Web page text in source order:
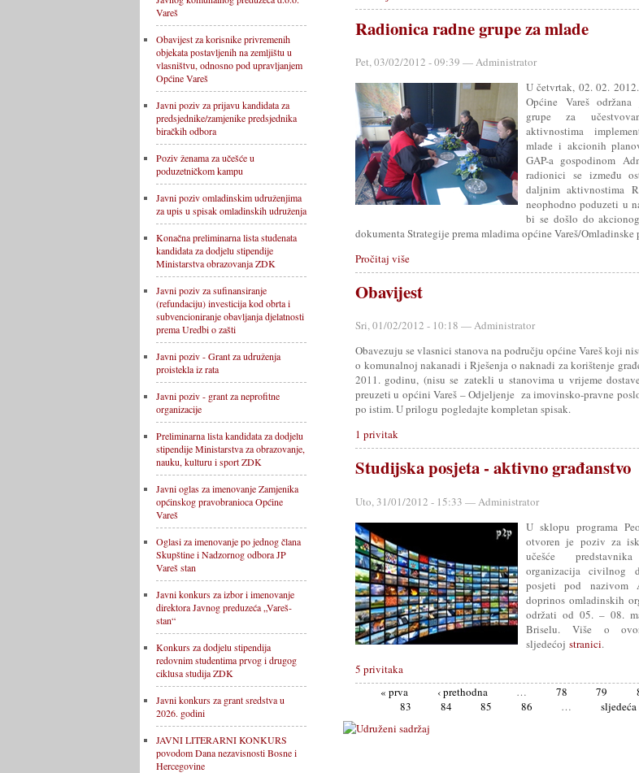
Vareš
Obavijest za korisnike privremenih
objekata postavljenih na zemljištu u
vlasništvu, odnosno pod upravljanjem
Općine Vareš
Javni poziv za prijavu kandidata za
predsjednike/zamjenike predsjednika
biračkih odbora
Poziv ženama za učešće u
poduzetničkom kampu
Javni poziv omladinskim udruženjima
za upis u spisak omladinskih udruženja
Konačna preliminarna lista studenata
kandidata za dodjelu stipendije
Ministarstva obrazovanja ZDK
Javni poziv za sufinansiranje
(refundaciju) investicija kod obrta i
subvencioniranje obavljanja djelatnosti
prema Uredbi o zašti
Javni poziv - Grant za udruženja
proistekla iz rata
Javni poziv - grant za neprofitne
organizacije
Preliminarna lista kandidata za dodjelu
stipendije Ministarstva za obrazovanje,
nauku, kulturu i sport ZDK
Javni oglas za imenovanje Zamjenika
općinskog pravobranioca Općine
Vareš
Oglasi za imenovanje po jednog člana
Skupštine i Nadzornog odbora JP
Vareš stan
Javni konkurs za izbor i imenovanje
direktora Javnog preduzeća „Vareš-
stan“
Konkurs za dodjelu stipendija
redovnim studentima prvog i drugog
ciklusa studija ZDK
Javni konkurs za grant sredstva u
2026. godini
JAVNI LITERARNI KONKURS
povodom Dana nezavisnosti Bosne i
Hercegovine
Radionica radne grupe za mlade
Pet, 03/02/2012 - 09:39 — Administrator
U četvrtak, 02. 02.
Općine Vareš
grupe za
aktivnostima
mlade i akcionih
GAP-a gospodinom
radionici se između
daljnim aktivnostima
neophodno poduzeti u
bi se došlo do
dokumenta Strategije prema mladima općine Vareš/
Pročitaj više
Obavijest
Sri, 01/02/2012 - 10:18 — Administrator
Obavezuju se vlasnici stanova na području općine Vareš koji
o komunalnoj nakanadi i Rješenja o naknadi za korištenje
2011. godinu, (nisu se zatekli u stanovima u vrijeme
preuzeti u općini Vareš – Odjeljenje za imovinsko-pravne
po istim. U prilogu pogledajte kompletan spisak.
1 privitak
Studijska posjeta - aktivno građanstvo
Uto, 31/01/2012 - 15:33 — Administrator
U sklopu programa
otvoren je poziv za
učešće
organizacija civilnog
posjeti pod nazivom
doprinos omladinskih
održati od 05. – 08.
Briselu. Više o
sljedećoj stranici.
5 privitaka
« prva
‹ prethodna … 78 79
83 84 85 86 … sljedeća